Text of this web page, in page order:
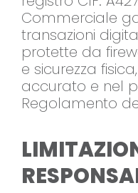
Commerciale
transazioni
protette da
e sicurezza
accurato e nel
Regolamento